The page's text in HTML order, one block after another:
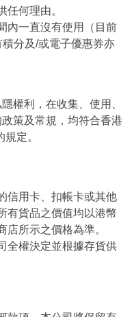
任何理由。
內一直沒有使用（目前
分及/或電子優惠券亦
權利，在收集、使用、
策及常規，均符合香港
定。
信用卡、扣帳卡或其他
有貨品之價值均以港幣
店所示之價格為準。
全權決定並根據存貨供